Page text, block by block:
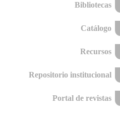
Bibliotecas
Catálogo
Recursos
Repositorio institucional
Portal de revistas